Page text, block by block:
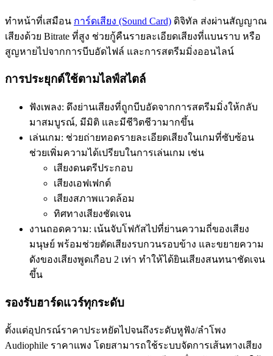
ทำหน้าที่เสมือน การ์ดเสียง (Sound Card) ดิจิทัล ส่งผ่านสัญญาณ
เสียงด้วย Bitrate ที่สูง ช่วยกู้คืนรายละเอียดเสียงที่แบนราบ หรือ
สูญหายไปจากการบีบอัดไฟล์ และการสตรีมมิ่งออนไลน์
การประยุกต์ใช้ตามไลฟ์สไตล์
ฟังเพลง: ดึงย่านเสียงที่ถูกบีบอัดจากการสตรีมมิ่งให้กลับ
มาสมบูรณ์, มีมิติ และมีชีวิตชีวามากขึ้น
เล่นเกม: ช่วยถ่ายทอดรายละเอียดเสียงในเกมที่ซับซ้อน
ช่วยเพิ่มความได้เปรียบในการเล่นเกม เช่น
เสียงดนตรีประกอบ
เสียงเอฟเฟกต์
เสียงสภาพแวดล้อม
ทิศทางเสียงชัดเจน
งานถอดความ: เน้นจับโฟกัสไปที่ย่านความถี่ของเสียง
มนุษย์ พร้อมช่วยตัดเสียงรบกวนรอบข้าง และขยายความ
ดังของเสียงพูดเกือบ 2 เท่า ทำให้ได้ยินเสียงสนทนาชัดเจน
ขึ้น
รองรับฮาร์ดแวร์ทุกระดับ
ตั้งแต่อุปกรณ์ราคาประหยัดไปจนถึงระดับหูฟัง/ลำโพง
Audiophile ราคาแพง โดยสามารถใช้ระบบจัดการเส้นทางเสียง